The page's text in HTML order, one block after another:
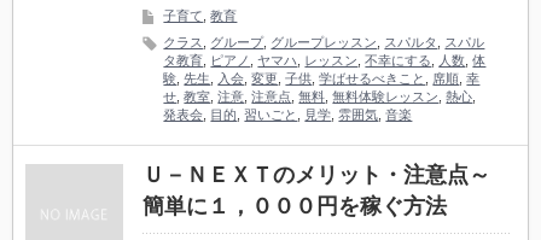
子育て ,教育
クラス
グループ, グループレッスン スパルタ
スパル
タ教育
ピアノ ,ヤマハ レッスン ,不幸にする 人数 ,体
験 ,先生 入会 ,変更 ,子供 ,学ばせるべきこと 席順 ,幸
せ ,教室 ,注意 ,注意点 ,無料 ,無料体験レッスン ,熱心
発表会 目的 ,習いごと 見学 ,雰囲気 ,音楽
Ｕ－ＮＥＸＴのメリット・注意点～
簡単に１，０００円を稼ぐ方法